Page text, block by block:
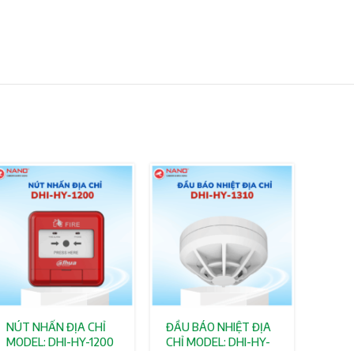
NÚT NHẤN ĐỊA CHỈ
MODEL: DHI-HY-1200
ĐẦU BÁO NHIỆT ĐỊA
CHỈ MODEL: DHI-HY-